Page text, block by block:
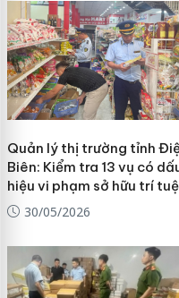
Quản lý thị trường tỉnh
Biên: Kiểm tra 13 vụ có
hiệu vi phạm sở hữu trí tuệ
30/05/2026